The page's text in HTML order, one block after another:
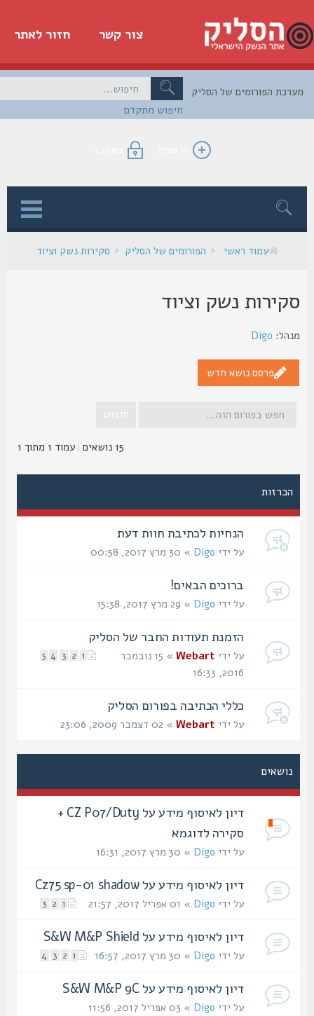
חזור לאתר צור קשר
חיפוש מתקדם
הפורומים של הסליק
הרשמה התחבר
עמוד ראשי הפורומים של הסליק סקירות נשק וציוד
נשק וציוד
Digo
פרסם נושא חדש
|עמוד1מתוך1
הכרזות
הנחיות לכתיבת חוות דעת
על ידיDigo » 30 מרץ 2017, 00:58
ברוכים הבאים!
על ידיDigo » 29 מרץ 2017, 15:38
הזמנת תעודות החבר של הסליק
2
3
4
5 על ידיWebart
» 15 נובמבר
כללי הכתיבה בפורום הסליק
על ידיWebart» 02 דצמבר 2009, 23:06
נושאים
דיון לאיסוף מידע על CZ P07/Duty +
סקירה לדוגמא
על ידיDigo » 30 מרץ 2017, 16:31
דיון לאיסוף מידע על Cz75 sp-01 shadow
2
3 על ידיDigo » 01 אפריל 2017, 21:57
דיון לאיסוף מידע על S&W M&P Shield
1
2
3
4 על ידיDigo » 30 מרץ 2017, 16:57
דיון לאיסוף מידע על S&W M&P 9C
על ידיDigo » 03 אפריל 2017, 11:56